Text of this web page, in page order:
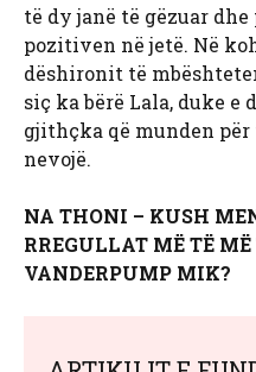
të dy janë të gëzuar
pozitiven në jetë. Në
dëshironit të
siç ka bërë Lala, duke e
gjithçka që munden
nevojë.
NA THONI – KUSH
RREGULLAT MË TË
VANDERPUMP MIK?